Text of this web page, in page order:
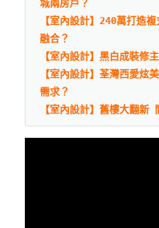
城兩房戶？
【室內設計】240萬打造
融合？
【室內設計】黑白成裝修
【室內設計】荃灣西愛炫
需求？
【室內設計】舊樓大翻新